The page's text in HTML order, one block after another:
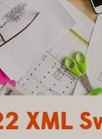
XML